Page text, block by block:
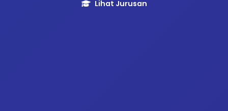
Lihat Jurusan